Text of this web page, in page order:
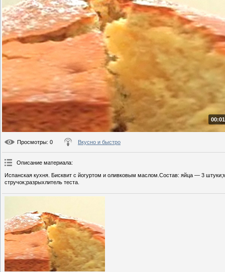
Просмотры: 0 Вкусно и быстро
Описание материала:
Испанская кухня. Бисквит с йогуртом и оливковым маслом.Состав: яйца — 3
стручок;разрыхлитель теста.